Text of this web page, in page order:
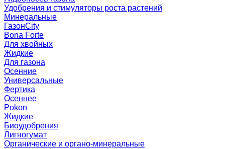
Удобрения и стимуляторы роста растений
Минеральные
ГазонCity
Bona Forte
Для хвойных
Жидкие
Для газона
Осенние
Универсальные
Фертика
Осеннее
Pokon
Жидкие
Биоудобрения
Лигногумат
Органические и органо-минеральные